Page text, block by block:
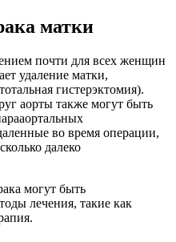
матки
почти для всех женщин
удаление матки,
гистерэктомия).
аорты также могут быть
во время операции,
далеко
могут быть
лечения, такие как